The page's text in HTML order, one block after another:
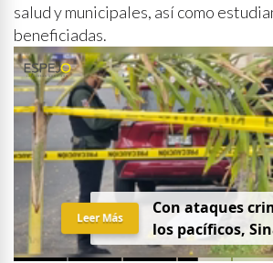
salud y municipales, así como
beneficiadas.
Con ataques
los pacíficos,
hablar de paz
Leer Más